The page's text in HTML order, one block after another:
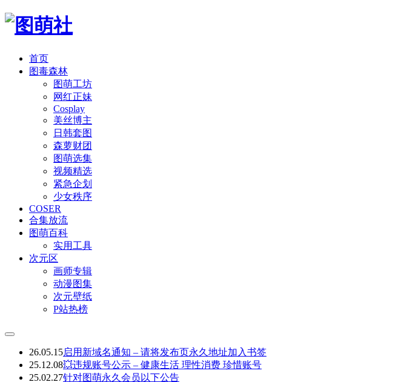
首页
图毒森林
图萌工坊
网红正妹
Cosplay
美丝博主
日韩套图
森萝财团
图萌选集
视频精选
紧急企划
少女秩序
COSER
合集放流
图萌百科
实用工具
次元区
画师专辑
动漫图集
次元壁纸
P站热榜
26.05.15启用新域名通知 – 请将发布页永久地址加入书签
25.12.08💥违规账号公示 – 健康生活 理性消费 珍惜账号
25.02.27针对图萌永久会员以下公告